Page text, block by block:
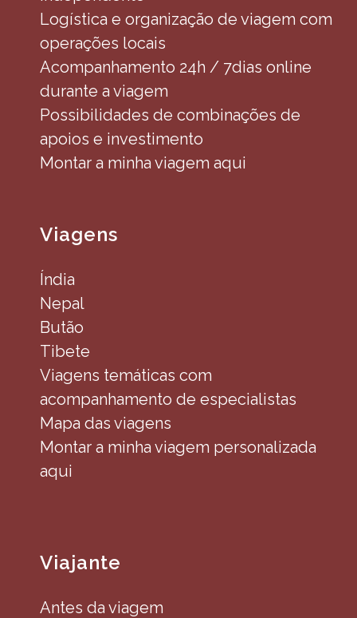
Logística e organização de viagem com
operações locais
Acompanhamento 24h / 7dias online
durante a viagem
Possibilidades de combinações de
apoios e investimento
Montar a minha viagem aqui
Viagens
Índia
Nepal
Butão
Tibete
Viagens temáticas com
acompanhamento de especialistas
Mapa das viagens
Montar a minha viagem personalizada
aqui
Viajante
Antes da viagem